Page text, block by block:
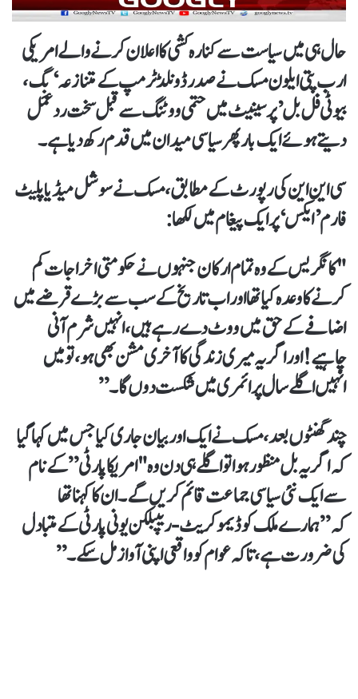
حال ہی میں سیاست سے کنارہ کشی کا اعلان کرنے والے امریکی
ارب پتی ایلون مسک نے صدر ڈونلڈ ٹرمپ کے متنازعہ ‘بِگ،
بیوٹی فل بل’ پر سینیٹ میں حتمی ووٹنگ سے قبل سخت ردعمل
دیتے ہوئے ایک بار پھر سیاسی میدان میں قدم رکھ دیا ہے۔
سی این این کی رپورٹ کے مطابق، مسک نے سوشل میڈیا پلیٹ
فارم ’ایکس‘ پر ایک پیغام میں لکھا:
"کانگریس کے وہ تمام ارکان جنہوں نے حکومتی اخراجات کم
کرنے کا وعدہ کیا تھا اور اب تاریخ کے سب سے بڑے قرضے میں
اضافے کے حق میں ووٹ دے رہے ہیں، انہیں شرم آنی
چاہیے! اور اگر یہ میری زندگی کا آخری مشن بھی ہو، تو میں
انہیں اگلے سال پرائمری میں شکست دوں گا۔”
چند گھنٹوں بعد، مسک نے ایک اور بیان جاری کیا جس میں کہا گیا
کہ اگر یہ بل منظور ہوا تو اگلے ہی دن وہ "امریکا پارٹی” کے نام
سے ایک نئی سیاسی جماعت قائم کریں گے۔ ان کا کہنا تھا
کہ”ہمارے ملک کو ڈیموکریٹ-ریپبلکن یونی پارٹی کے متبادل
کی ضرورت ہے، تاکہ عوام کو واقعی اپنی آواز مل سکے۔”